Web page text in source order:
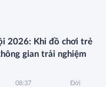
2026: Khi đồ chơi trẻ
gian trải nghiệm
08:37
Đời